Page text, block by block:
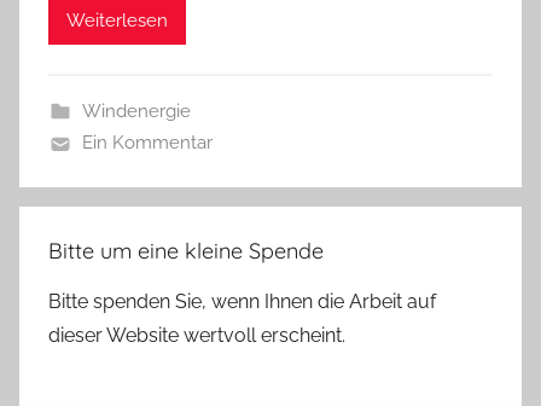
Weiterlesen
Windenergie
Ein Kommentar
Bitte um eine kleine Spende
Bitte spenden Sie, wenn Ihnen die Arbeit auf
dieser Website wertvoll erscheint.